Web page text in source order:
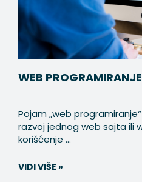
WEB PROGRAMIRANJE
Pojam „web
razvoj jednog web sajta ili
korišćenje ...
VIDI VIŠE »